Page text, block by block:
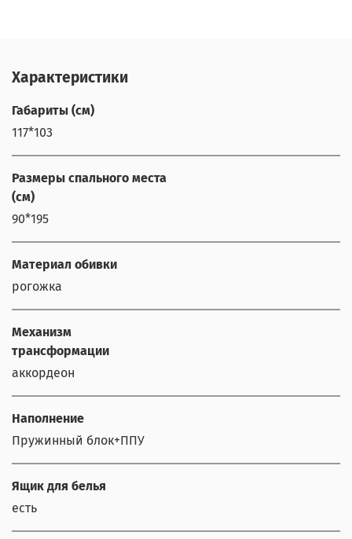
Характеристики
Габариты (см)
117*103
Размеры спального места
(см)
90*195
Материал обивки
рогожка
Механизм
трансформации
аккордеон
Наполнение
Пружинный блок+ППУ
Ящик для белья
есть